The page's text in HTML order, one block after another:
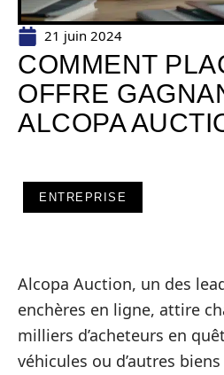
21 juin 2024
COMMENT
OFFRE
ALCOPA
ENTREPRISE
Alcopa Auction, un des
enchères en ligne, attire
milliers d’acheteurs en
véhicules ou d’autres